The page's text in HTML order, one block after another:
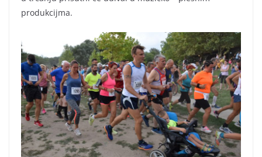
produkcijma.